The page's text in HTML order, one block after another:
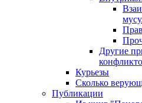
Другие
Курьезы
Сколько
Публикации